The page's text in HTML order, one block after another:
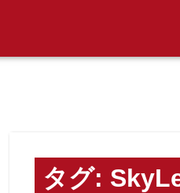
タグ: